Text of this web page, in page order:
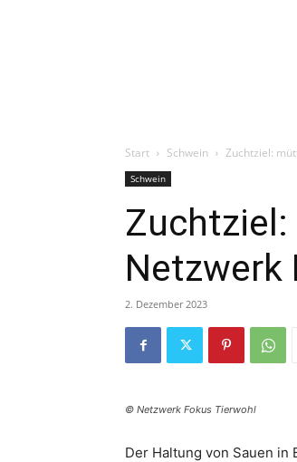
Start Schwein Zuchtziel:
Schwein
Netzwerk
2. Dezember 2023
© Netzwerk Fokus Tierwohl
Der Haltung von Sauen